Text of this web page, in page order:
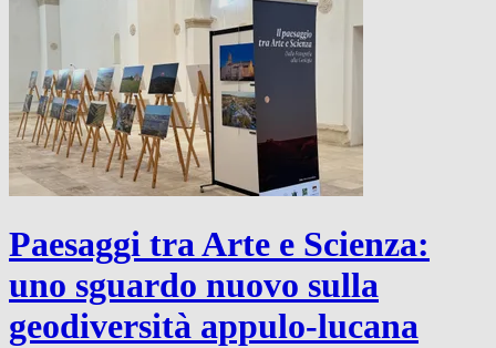
Paesaggi tra Arte e Scienza:
uno sguardo nuovo sulla
geodiversità appulo-lucana